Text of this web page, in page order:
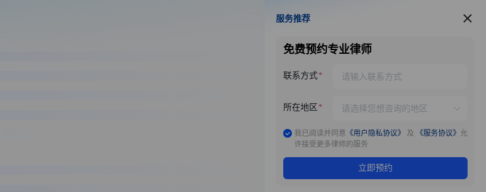
服务推荐
服务推荐
免费预约专业律师
联系方式
所在地区
我已阅读并同意 《用户隐私协议》 及 《服务协议》 允
许接受更多律师的服务
立即预约